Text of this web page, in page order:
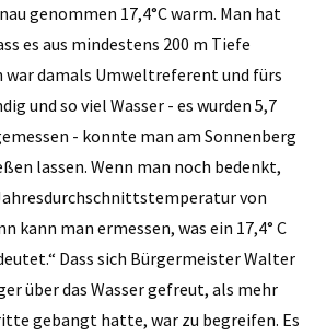
genommen 17,4°C warm. Man hat
es aus mindestens 200 m Tiefe
war damals Umweltreferent und fürs
und so viel Wasser - es wurden 5,7
- konnte man am Sonnenberg
lassen. Wenn man noch bedenkt,
von
kann man ermessen, was ein 17,4° C
Dass sich Bürgermeister Walter
über das Wasser gefreut, als mehr
gebangt hatte, war zu begreifen. Es